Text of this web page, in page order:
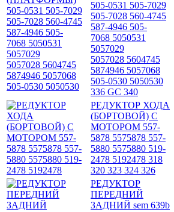
505-0531 505-7029
505-7028 560-4745
587-4946 505-
7068 5050531
5057029
5057028 5604745
5874946 5057068
505-0530 5050530
336 GC 340
РЕДУКТОР ХОДА
(БОРТОВОЙ) С
МОТОРОМ 557-
5878 5575878 557-
5880 5575880 519-
2478 5192478 318
320 323 324 326
РЕДУКТОР
ПЕРЕДНИЙ
ЗАДНИЙ sem 639b